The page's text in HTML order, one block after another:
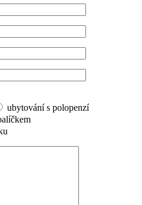
ubytování s polopenzí